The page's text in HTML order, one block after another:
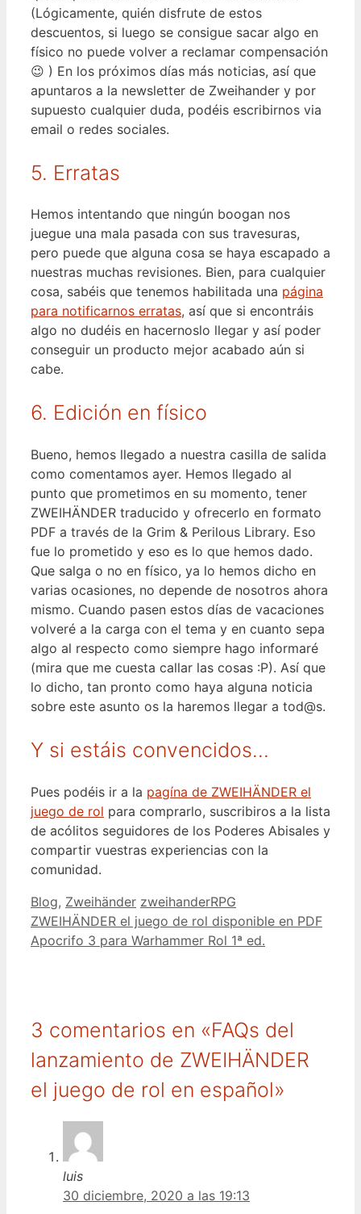
(Lógicamente, quién disfrute de estos
descuentos, si luego se consigue sacar algo en
físico no puede volver a reclamar compensación
😉 ) En los próximos días más noticias, así que
apuntaros a la newsletter de Zweihander y por
supuesto cualquier duda, podéis escribirnos via
email o redes sociales.
5. Erratas
Hemos intentando que ningún boogan nos
juegue una mala pasada con sus travesuras,
pero puede que alguna cosa se haya escapado a
nuestras muchas revisiones. Bien, para cualquier
cosa, sabéis que tenemos habilitada una página
para notificarnos erratas, así que si encontráis
algo no dudéis en hacernoslo llegar y así poder
conseguir un producto mejor acabado aún si
cabe.
6. Edición en físico
Bueno, hemos llegado a nuestra casilla de salida
como comentamos ayer. Hemos llegado al
punto que prometimos en su momento, tener
ZWEIHÄNDER traducido y ofrecerlo en formato
PDF a través de la Grim & Perilous Library. Eso
fue lo prometido y eso es lo que hemos dado.
Que salga o no en físico, ya lo hemos dicho en
varias ocasiones, no depende de nosotros ahora
mismo. Cuando pasen estos días de vacaciones
volveré a la carga con el tema y en cuanto sepa
algo al respecto como siempre hago informaré
(mira que me cuesta callar las cosas :P). Así que
lo dicho, tan pronto como haya alguna noticia
sobre este asunto os la haremos llegar a tod@s.
Y si estáis convencidos…
Pues podéis ir a la pagína de ZWEIHÄNDER el
juego de rol para comprarlo, suscribiros a la lista
de acólitos seguidores de los Poderes Abisales y
compartir vuestras experiencias con la
comunidad.
Categorías
Blog, Zweihänder Etiquetas
zweihanderRPG
ZWEIHÄNDER el juego de rol disponible en PDF
Apocrifo 3 para Warhammer Rol 1ª ed.
3 comentarios en «FAQs del
lanzamiento de ZWEIHÄNDER
el juego de rol en español»
luis
30 diciembre, 2020 a las 19:13